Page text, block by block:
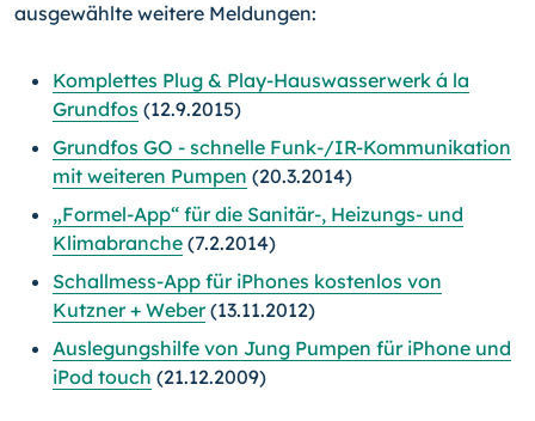
ausgewählte weitere Meldungen:
Komplettes Plug & Play-Hauswasserwerk á la
Grundfos (12.9.2015)
Grundfos GO - schnelle Funk-/IR-Kommunikation
mit weiteren Pumpen (20.3.2014)
„Formel-App“ für die Sanitär-, Heizungs- und
Klimabranche (7.2.2014)
Schallmess-App für iPhones kostenlos von
Kutzner + Weber(13.11.2012)
Auslegungshilfe von Jung Pumpen für iPhone und
iPod touch (21.12.2009)